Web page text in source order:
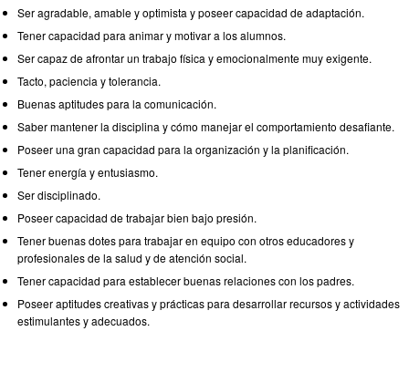
Ser agradable, amable y optimista y poseer capacidad de adaptación.
Tener capacidad para animar y motivar a los alumnos.
Ser capaz de afrontar un trabajo física y emocionalmente muy exigente.
Tacto, paciencia y tolerancia.
Buenas aptitudes para la comunicación.
Saber mantener la disciplina y cómo manejar el comportamiento desafiante.
Poseer una gran capacidad para la organización y la planificación.
Tener energía y entusiasmo.
Ser disciplinado.
Poseer capacidad de trabajar bien bajo presión.
Tener buenas dotes para trabajar en equipo con otros educadores y
profesionales de la salud y de atención social.
Tener capacidad para establecer buenas relaciones con los padres.
Poseer aptitudes creativas y prácticas para desarrollar recursos y actividades
estimulantes y adecuados.